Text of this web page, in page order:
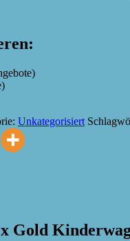
Unkategorisiert
Gold